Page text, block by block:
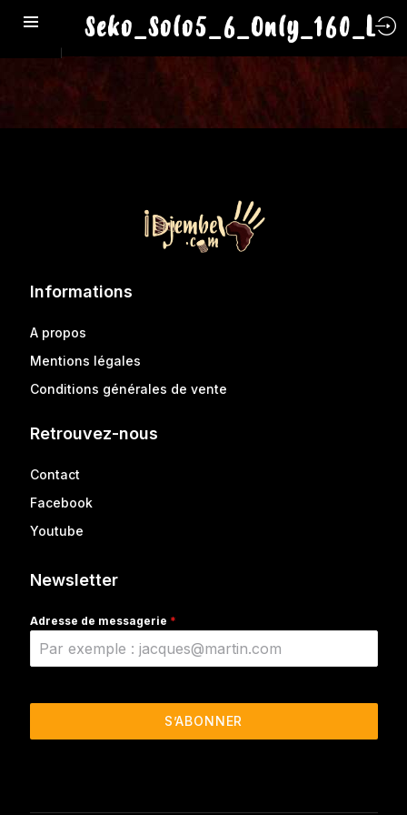
Seko_Solo5_6_Only_160_L
Informations
A propos
Mentions légales
Conditions générales de vente
Retrouvez-nous
Contact
Facebook
Youtube
Newsletter
Adresse de messagerie *
S’ABONNER